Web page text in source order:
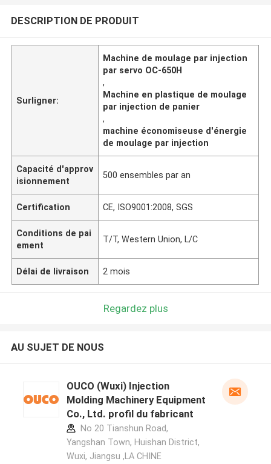
DESCRIPTION DE PRODUIT
Surligner:
Machine de moulage par injection
par servo OC-650H
,
Machine en plastique de moulage
par injection de panier
,
machine économiseuse d'énergie
de moulage par injection
Capacité d'approv
isionnement
500 ensembles par an
Certification CE, ISO9001:2008, SGS
Conditions de pai
ement
T/T, Western Union, L/C
Délai de livraison 2 mois
Regardez plus
AU SUJET DE NOUS
OUCO (Wuxi) Injection
Molding Machinery Equipment
Co., Ltd. profil du fabricant
No 20 Tianshun Road,
Yangshan Town, Huishan District,
Wuxi, Jiangsu ,LA CHINE